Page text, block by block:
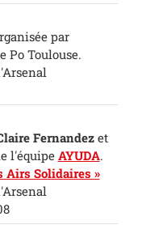
par
Po Toulouse.
Fernandezet
l'équipe AYUDA.
Airs Solidaires »